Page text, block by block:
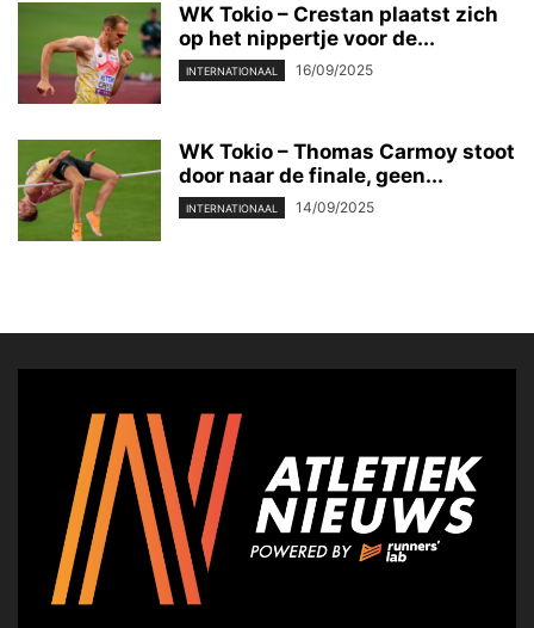
WK Tokio – Crestan plaatst zich
op het nippertje voor de...
INTERNATIONAAL 16/09/2025
WK Tokio – Thomas Carmoy stoot
door naar de finale, geen...
INTERNATIONAAL 14/09/2025